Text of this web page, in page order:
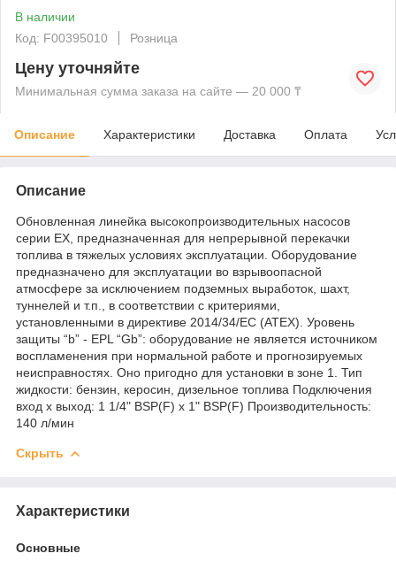
В наличии
Код: F00395010
Розница
Цену уточняйте
Минимальная сумма заказа на сайте — 20 000 ₸
Описание Характеристики Доставка Оплата
Описание
Обновленная линейка высокопроизводительных насосов
серии EX, предназначенная для непрерывной перекачки
топлива в тяжелых условиях эксплуатации. Оборудование
предназначено для эксплуатации во взрывоопасной
атмосфере за исключением подземных выработок, шахт,
туннелей и т.п., в соответствии с критериями,
установленными в директиве 2014/34/ЕС (ATEX). Уровень
защиты “b” - EPL “Gb”: оборудование не является источником
воспламенения при нормальной работе и прогнозируемых
неисправностях. Оно пригодно для установки в зоне 1. Тип
жидкости: бензин, керосин, дизельное топлива Подключения
вход x выход: 1 1/4" BSP(F) x 1" BSP(F) Производительность:
140 л/мин
Скрыть
Характеристики
Основные